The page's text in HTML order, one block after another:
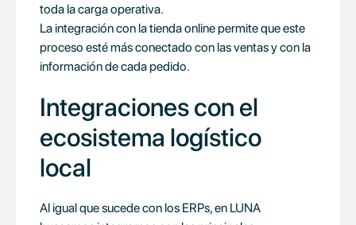
toda la carga operativa.
La integración con la tienda online permite que este
proceso esté más conectado con las ventas y con la
información de cada pedido.
Integraciones con el
ecosistema logístico
local
Al igual que sucede con los ERPs, en LUNA